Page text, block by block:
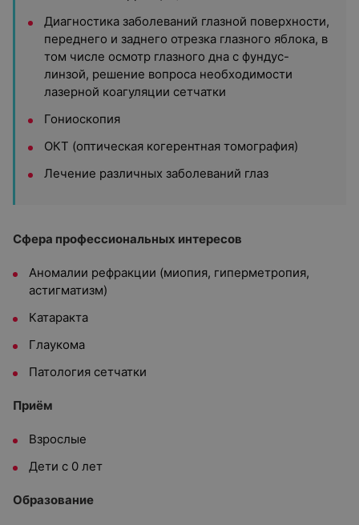
Диагностика заболеваний глазной поверхности,
переднего и заднего отрезка глазного яблока, в
том числе осмотр глазного дна с фундус-
линзой, решение вопроса необходимости
лазерной коагуляции сетчатки
Гониоскопия
ОКТ (оптическая когерентная томография)
Лечение различных заболеваний глаз
Сфера профессиональных интересов
Аномалии рефракции (миопия, гиперметропия,
астигматизм)
Катаракта
Глаукома
Патология сетчатки
Приём
Взрослые
Дети с 0 лет
Образование